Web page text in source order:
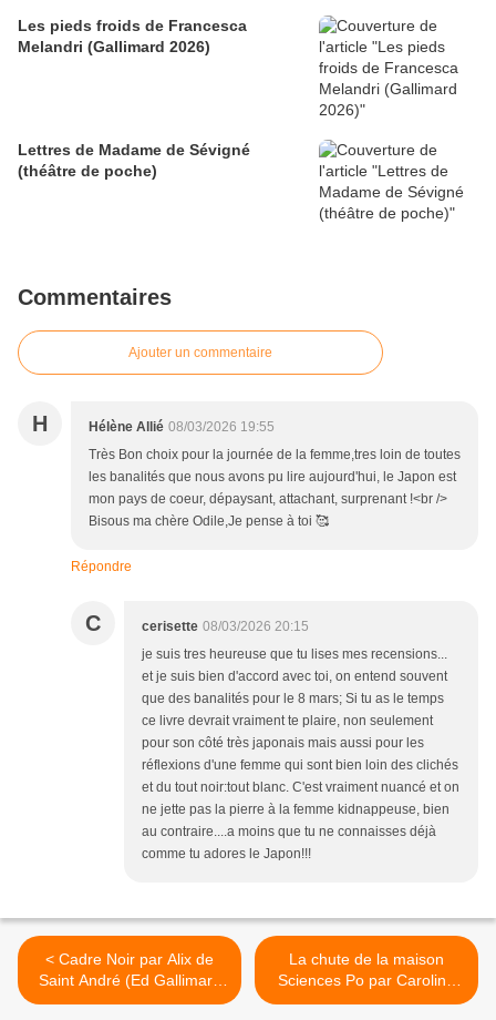
Les pieds froids de Francesca
Melandri (Gallimard 2026)
Lettres de Madame de Sévigné
(théâtre de poche)
Commentaires
Ajouter un commentaire
H Hélène Allié 08/03/2026 19:55
Très Bon choix pour la journée de la femme,tres loin de toutes
les banalités que nous avons pu lire aujourd'hui, le Japon est
mon pays de coeur, dépaysant, attachant, surprenant !<br />
Bisous ma chère Odile,Je pense à toi 🥰
Répondre
C cerisette 08/03/2026 20:15
je suis tres heureuse que tu lises mes recensions...
et je suis bien d'accord avec toi, on entend souvent
que des banalités pour le 8 mars; Si tu as le temps
ce livre devrait vraiment te plaire, non seulement
pour son côté très japonais mais aussi pour les
réflexions d'une femme qui sont bien loin des clichés
et du tout noir:tout blanc. C'est vraiment nuancé et on
ne jette pas la pierre à la femme kidnappeuse, bien
au contraire....a moins que tu ne connaisses déjà
comme tu adores le Japon!!!
< Cadre Noir par Alix de
Saint André (Ed Gallimard
2026)
La chute de la maison
Sciences Po par Caroline
Beyer (Ed du Cerf 2025) >